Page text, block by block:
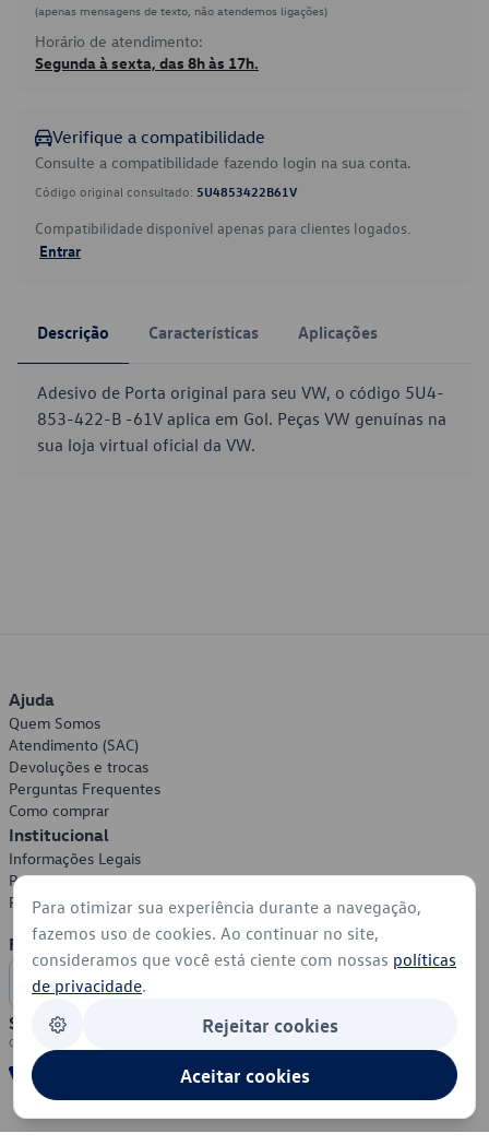
(apenas mensagens de texto, não atendemos ligações)
Horário de atendimento:
Segunda à sexta, das 8h às 17h.
Verifique a compatibilidade
Consulte a compatibilidade fazendo login na sua conta.
Código original consultado: 5U4853422B61V
Compatibilidade disponível apenas para clientes logados.
Entrar
Descrição Características Aplicações
Adesivo de Porta original para seu VW, o código 5U4-
853-422-B -61V aplica em Gol. Peças VW genuínas na
sua loja virtual oficial da VW.
Ajuda
Quem Somos
Atendimento (SAC)
Devoluções e trocas
Perguntas Frequentes
Como comprar
Institucional
Informações Legais
Política de Privacidade
Política de Cookies
Formas de Pagamento
Segurança
Para otimizar sua experiência durante a navegação,
fazemos uso de cookies. Ao continuar no site,
consideramos que você está ciente com nossas políticas
de privacidade.
Rejeitar cookies
Aceitar cookies